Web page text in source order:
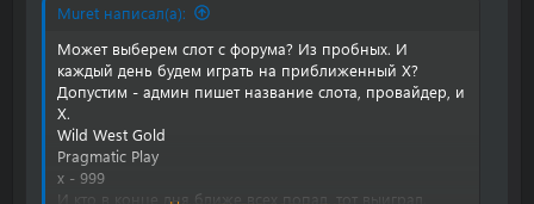
Muret написал(а):
Может выберем слот с форума? Из пробных. И
каждый день будем играть на приближенный Х?
Допустим - админ пишет название слота, провайдер, и
Х.
Wild West Gold
Pragmatic Play
х - 999
И кто в конце дня ближе всех попал, тот выиграл.